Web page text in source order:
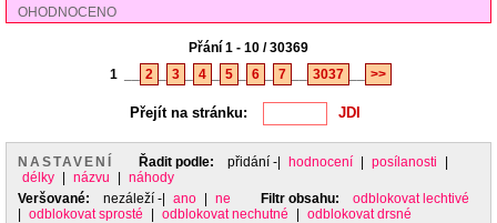
OHODNOCENO
Přání 1 - 10 / 30369
1
2 3 4 5 6 7 3037 >>
Přejít na stránku:
NASTAVENÍ Řadit podle: přidání -| hodnocení posílanosti
délky
názvu
náhody
Veršované:
nezáleží -| ano ne Filtr obsahu:
odblokovat lechtivé
odblokovat sprosté odblokovat nechutné
odblokovat drsné